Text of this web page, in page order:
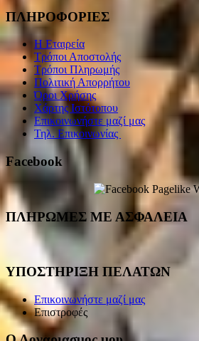
ΠΛΗΡΟΦΟΡΙΕΣ
Η Εταιρεία
Τρόποι Αποστολής
Τρόποι Πληρωμής
Πολιτική Απορρήτου
Όροι Χρήσης
Χάρτης Ιστότοπου
Επικοινωνήστε μαζί μας
Τηλ. Επικοινωνίας
Facebook
ΠΛΗΡΩΜΕΣ ΜΕ ΑΣΦΑΛΕΙΑ
ΥΠΟΣΤΗΡΙΞΗ ΠΕΛΑΤΩΝ
Επικοινωνήστε μαζί μας
Επιστροφές